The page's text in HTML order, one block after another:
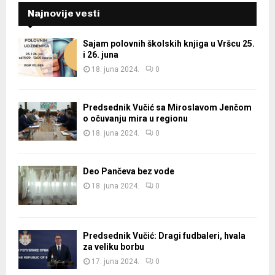
Najnovije vesti
Sajam polovnih školskih knjiga u Vršcu 25.
i 26. juna
18. juna 2024. 0
Predsednik Vučić sa Miroslavom Jenčom
o očuvanju mira u regionu
18. juna 2024. 0
Deo Pančeva bez vode
18. juna 2024. 0
Predsednik Vučić: Dragi fudbaleri, hvala
za veliku borbu
17. juna 2024. 0